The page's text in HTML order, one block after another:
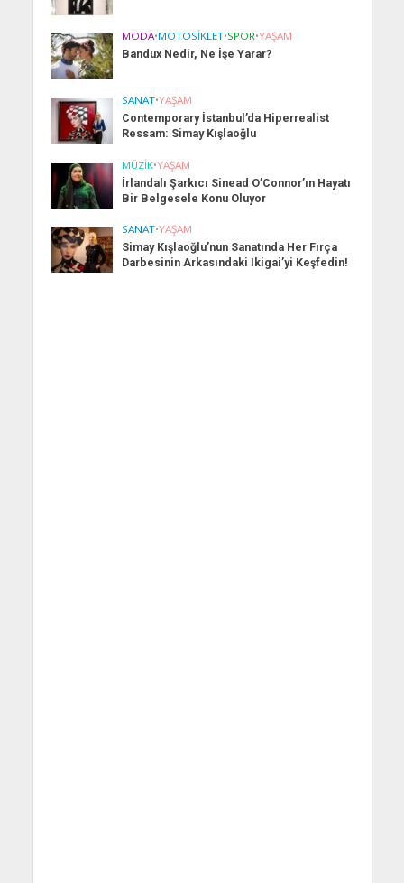
MODA•MOTOSIKLET•SPOR•YAŞAM
Bandux Nedir, Ne İşe Yarar?
SANAT•YAŞAM
Contemporary İstanbul’da Hiperrealist
Ressam: Simay Kışlaoğlu
MÜZIK•YAŞAM
İrlandalı Şarkıcı Sinead O’Connor’ın Hayatı
Bir Belgesele Konu Oluyor
SANAT•YAŞAM
Simay Kışlaoğlu’nun Sanatında Her Fırça
Darbesinin Arkasındaki Ikigai’yi Keşfedin!